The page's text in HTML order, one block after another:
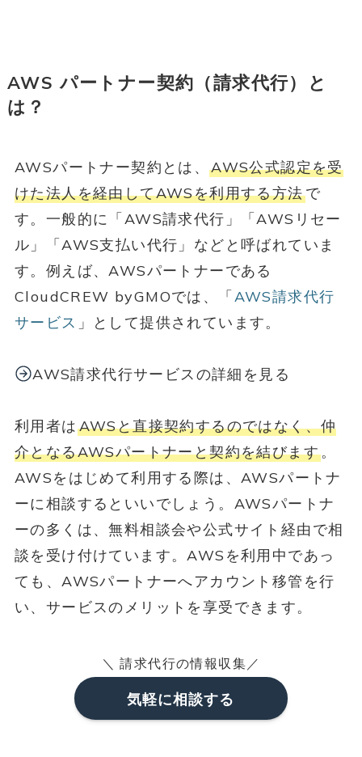
AWS パートナー契約（請求代行）と
は？
AWSパートナー契約とは、AWS公式認定を受
けた法人を経由してAWSを利用する方法で
す。一般的に「AWS請求代行」「AWSリセー
ル」「AWS支払い代行」などと呼ばれていま
す。例えば、AWSパートナーである
CloudCREW byGMOでは、「AWS請求代行
サービス 」として提供されています。
AWS請求代行サービスの詳細を見る
利用者は AWSと直接契約するのではなく、仲
介となるAWSパートナーと契約を結びます。
AWSをはじめて利用する際は、AWSパートナ
ーに相談するといいでしょう。AWSパートナ
ーの多くは、無料相談会や公式サイト経由で相
談を受け付けています。AWSを利用中であっ
ても、AWSパートナーへアカウント移管を行
い、サービスのメリットを享受できます。
＼ 請求代行の情報収集 ／
気軽に相談する